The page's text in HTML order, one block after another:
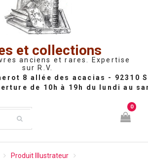
et collections
anciens et rares. Expertise
sur R.V.
0
Produit Illustrateur